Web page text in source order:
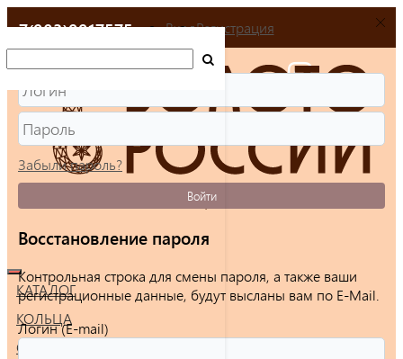
+7(903)9917575
КАТАЛОГ
КОЛЬЦА
СЕРЬГИ
ВходРегистрация
Забыли пароль?
Войти
Восстановление пароля
Контрольная строка для смены пароля, а также ваши
регистрационные данные, будут высланы вам по E-Mail.
Логин (E-mail)